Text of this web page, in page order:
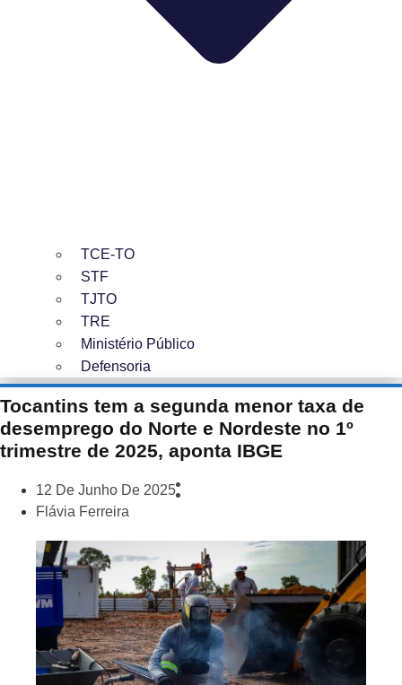
TCE-TO
STF
TJTO
TRE
Ministério Público
Defensoria
Tocantins tem a segunda menor taxa de
desemprego do Norte e Nordeste no 1º
trimestre de 2025, aponta IBGE
12 De Junho De 2025
Flávia Ferreira